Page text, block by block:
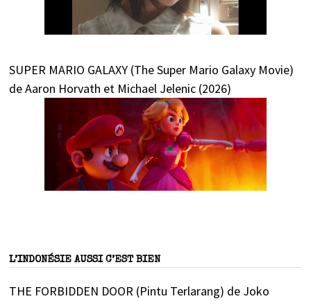
SUPER MARIO GALAXY (The Super Mario Galaxy Movie)
de Aaron Horvath et Michael Jelenic (2026)
L’INDONÉSIE AUSSI C’EST BIEN
THE FORBIDDEN DOOR (Pintu Terlarang) de Joko